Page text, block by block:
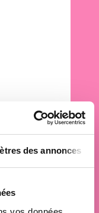
des annonces